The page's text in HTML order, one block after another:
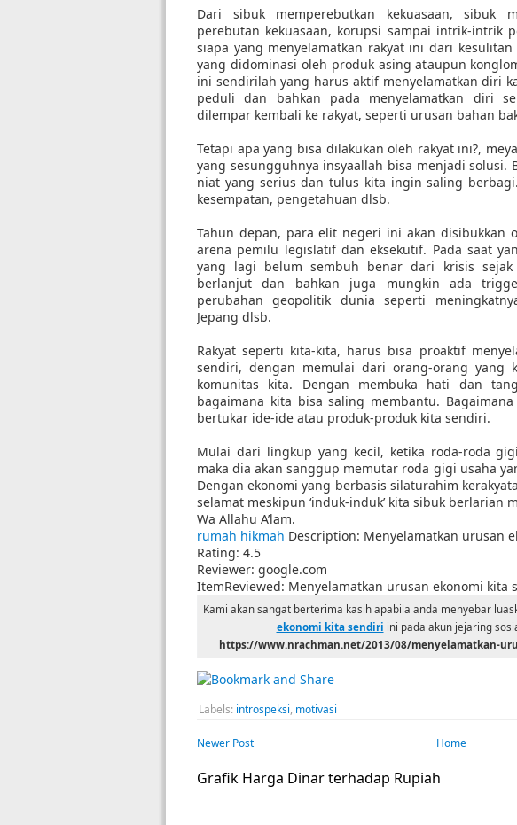
Dari sibuk memperebutkan kekuasaan, sibuk
perebutan kekuasaan, korupsi sampai intrik-intrik
siapa yang menyelamatkan rakyat ini dari
yang didominasi oleh produk asing ataupun
ini sendirilah yang harus aktif menyelamatkan diri
peduli dan bahkan pada menyelamatkan diri
dilempar kembali ke rakyat, seperti urusan bahan
Tetapi apa yang bisa dilakukan oleh rakyat ini?,
yang sesungguhnya insyaallah bisa menjadi solusi.
niat yang serius dan tulus kita ingin saling
kesempatan, pengetahuan dlsb.
Tahun depan, para elit negeri ini akan disibukkan
arena pemilu legislatif dan eksekutif. Pada saat
yang lagi belum sembuh benar dari krisis
berlanjut dan bahkan juga mungkin ada
perubahan geopolitik dunia seperti
Jepang dlsb.
Rakyat seperti kita-kita, harus bisa proaktif
sendiri, dengan memulai dari orang-orang yang
komunitas kita. Dengan membuka hati dan
bagaimana kita bisa saling membantu.
bertukar ide-ide atau produk-produk kita sendiri.
Mulai dari lingkup yang kecil, ketika roda-roda
maka dia akan sanggup memutar roda gigi usaha
Dengan ekonomi yang berbasis silaturahim
selamat meskipun ‘induk-induk’ kita sibuk berlarian
Wa Allahu A’lam.
rumah hikmah Description: Menyelamatkan urusan
Rating: 4.5
Reviewer: google.com
ItemReviewed: Menyelamatkan urusan ekonomi kita
Kami akan sangat berterima kasih apabila anda menyebar
ekonomi kita sendiri ini pada akun jejaring
https://www.nrachman.net/2013/08/menyelamatkan-
Labels: introspeksi, motivasi
Newer Post Home
Grafik Harga Dinar terhadap Rupiah